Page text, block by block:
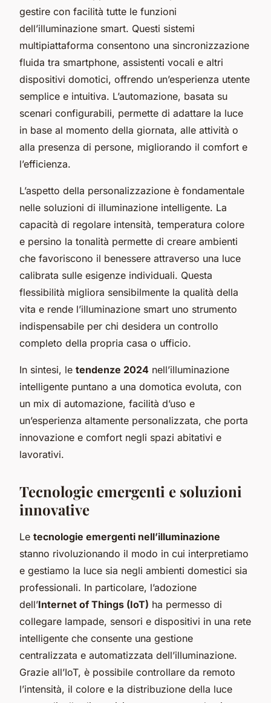
gestire con facilità tutte le funzioni
dell’illuminazione smart. Questi sistemi
multipiattaforma consentono una sincronizzazione
fluida tra smartphone, assistenti vocali e altri
dispositivi domotici, offrendo un’esperienza utente
semplice e intuitiva. L’automazione, basata su
scenari configurabili, permette di adattare la luce
in base al momento della giornata, alle attività o
alla presenza di persone, migliorando il comfort e
l’efficienza.
L’aspetto della personalizzazione è fondamentale
nelle soluzioni di illuminazione intelligente. La
capacità di regolare intensità, temperatura colore
e persino la tonalità permette di creare ambienti
che favoriscono il benessere attraverso una luce
calibrata sulle esigenze individuali. Questa
flessibilità migliora sensibilmente la qualità della
vita e rende l’illuminazione smart uno strumento
indispensabile per chi desidera un controllo
completo della propria casa o ufficio.
In sintesi, le tendenze 2024 nell’illuminazione
intelligente puntano a una domotica evoluta, con
un mix di automazione, facilità d’uso e
un’esperienza altamente personalizzata, che porta
innovazione e comfort negli spazi abitativi e
lavorativi.
Tecnologie emergenti e soluzioni
innovative
Le tecnologie emergenti nell’illuminazione
stanno rivoluzionando il modo in cui interpretiamo
e gestiamo la luce sia negli ambienti domestici sia
professionali. In particolare, l’adozione
dell’Internet of Things (IoT) ha permesso di
collegare lampade, sensori e dispositivi in una rete
intelligente che consente una gestione
centralizzata e automatizzata dell’illuminazione.
Grazie all’IoT, è possibile controllare da remoto
l’intensità, il colore e la distribuzione della luce